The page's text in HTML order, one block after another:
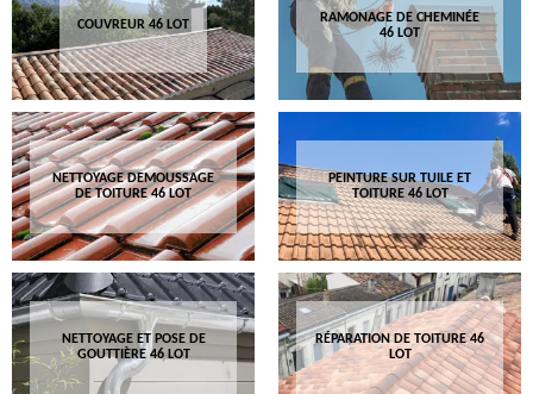
COUVREUR 46 LOT
RAMONAGE DE CHEMINÉE
46 LOT
NETTOYAGE DEMOUSSAGE
DE TOITURE 46 LOT
PEINTURE SUR TUILE ET
TOITURE 46 LOT
NETTOYAGE ET POSE DE
GOUTTIÈRE 46 LOT
RÉPARATION DE TOITURE 46
LOT